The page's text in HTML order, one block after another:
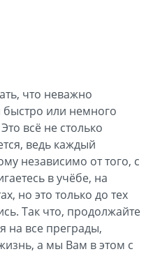
что неважно
быстро или немного
всё не столько
ведь каждый
независимо от того, с
в учёбе, на
но это только до тех
Так что, продолжайте
на все преграды,
а мы Вам в этом с